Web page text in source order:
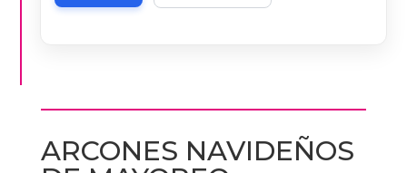
ARCONES NAVIDEÑOS